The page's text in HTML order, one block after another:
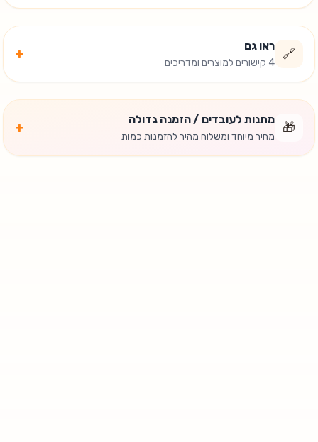
🔗
ראו גם
4 קישורים למוצרים ומדריכים
+
🎁
מתנות לעובדים / הזמנה גדולה
מחיר מיוחד ומשלוח מהיר להזמנות כמות
+